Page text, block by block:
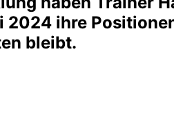
2024 ihre
bleibt.